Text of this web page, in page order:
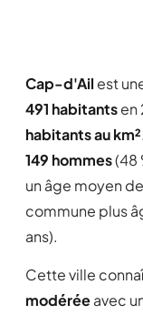
Cap-d'Ail est
491 habitantsen
habitants au km²
149 hommes(48
un âge moyen de
commune plus
ans).
Cette ville
modéréeavec